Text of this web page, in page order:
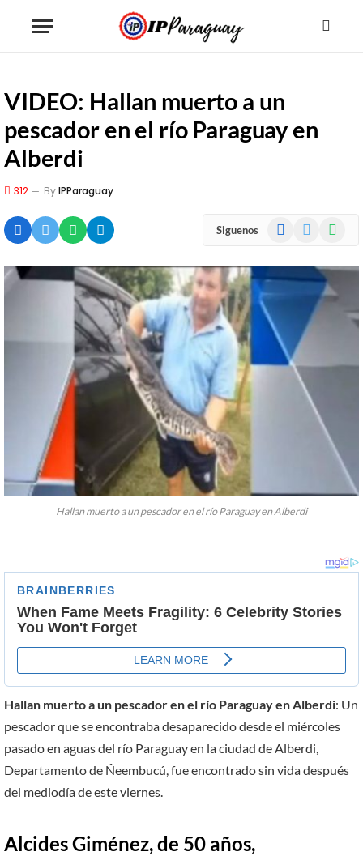
VIDEO: Hallan muerto a un
pescador en el río Paraguay en
Alberdi
312 ByIPParaguay
Siguenos Facebook
Hallan muerto a un pescador en el río Paraguay en Alberdi
Hallan muerto a un pescador en el río Paraguay en Alberdi: Un
pescador que se encontraba desaparecido desde el miércoles
pasado en aguas del río Paraguay en la ciudad de Alberdi,
Departamento de Ñeembucú, fue encontrado sin vida después
del mediodía de este viernes.
Alcides Giménez, de 50 años,